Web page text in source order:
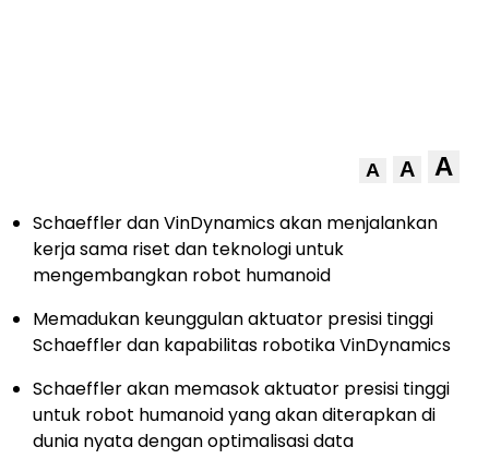
A A A
Schaeffler dan VinDynamics akan menjalankan
kerja sama riset dan teknologi untuk
mengembangkan robot humanoid
Memadukan keunggulan aktuator presisi tinggi
Schaeffler dan kapabilitas robotika VinDynamics
Schaeffler akan memasok aktuator presisi tinggi
untuk robot humanoid yang akan diterapkan di
dunia nyata dengan optimalisasi data